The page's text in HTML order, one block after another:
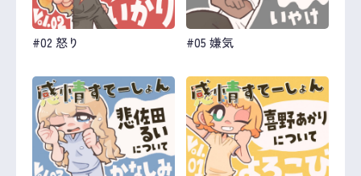
#02 怒り #05 嫌気